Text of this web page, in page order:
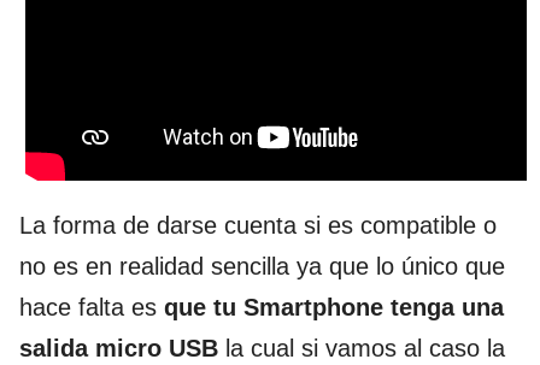
La forma de darse cuenta si es compatible o
no es en realidad sencilla ya que lo único que
hace falta es que tu Smartphone tenga una
salida micro USB la cual si vamos al caso la